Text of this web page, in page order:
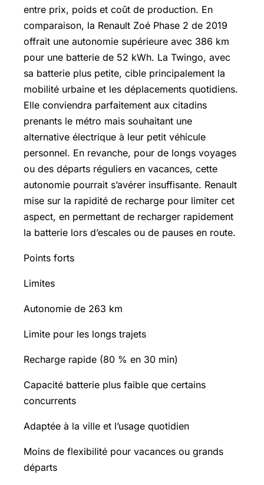
entre prix, poids et coût de production. En
comparaison, la Renault Zoé Phase 2 de 2019
offrait une autonomie supérieure avec 386 km
pour une batterie de 52 kWh. La Twingo, avec
sa batterie plus petite, cible principalement la
mobilité urbaine et les déplacements quotidiens.
Elle conviendra parfaitement aux citadins
prenants le métro mais souhaitant une
alternative électrique à leur petit véhicule
personnel. En revanche, pour de longs voyages
ou des départs réguliers en vacances, cette
autonomie pourrait s’avérer insuffisante. Renault
mise sur la rapidité de recharge pour limiter cet
aspect, en permettant de recharger rapidement
la batterie lors d’escales ou de pauses en route.
Points forts
Limites
Autonomie de 263 km
Limite pour les longs trajets
Recharge rapide (80 % en 30 min)
Capacité batterie plus faible que certains
concurrents
Adaptée à la ville et l’usage quotidien
Moins de flexibilité pour vacances ou grands
départs